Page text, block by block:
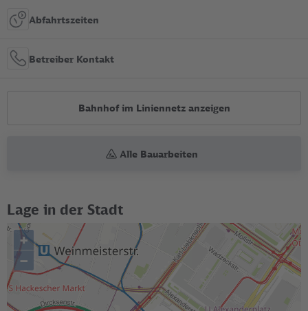
Abfahrtszeiten
Betreiber Kontakt
Bahnhof im Liniennetz anzeigen
Alle Bauarbeiten
Lage in der Stadt
+
–